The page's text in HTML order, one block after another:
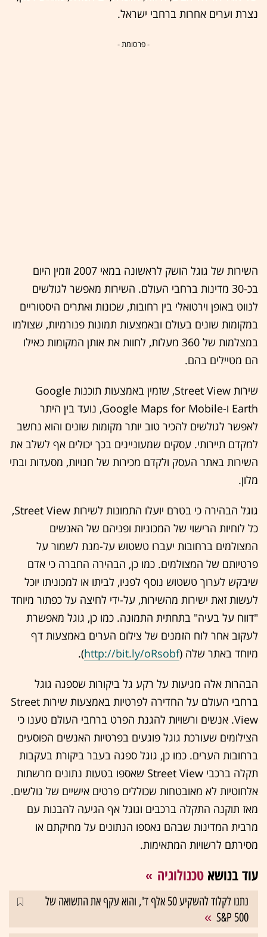
נצרת וערים אחרות ברחבי ישראל.
- פרסומת -
השירות של גוגל הושק לראשונה במאי 2007 וזמין היום
בכ-30 מדינות ברחבי העולם. השירות מאפשר לגולשים
לנווט באופן וירטואלי בין רחובות, שכונות ואתרים היסטוריים
במקומות שונים בעולם ובאמצעות תמונות פנורמיות, שצולמו
במצלמות של 360 מעלות, לחוות את אותן המקומות כאילו
הם מטיילים בהם.
שירות Street View, שזמין באמצעות תוכנות Google
Earth ו-Google Maps for Mobile, נועד בין היתר
לאפשר לגולשים להכיר טוב יותר מקומות שונים והוא נחשב
למקדם תיירותי. עסקים שמעוניינים בכך יכולים אף לשלב את
השירות באתר העסק ולקדם מכירות של חנויות, מסעדות ובתי
מלון.
גוגל הבהירה כי בטרם יועלו התמונות לשירות Street View,
כל לוחיות הרישוי של המכוניות ופניהם של האנשים
המצולמים ברחובות יעברו טשטוש על-מנת לשמור על
פרטיותם של המצולמים. כמו כן, הבהירה החברה כי אדם
שיבקש לערוך טשטוש נוסף לפניו, לביתו או למכוניתו יוכל
לעשות זאת ישירות מהשירות, על-ידי לחיצה על כפתור מיוחד
"דווח על בעיה" בתחתית התמונה. כמו כן, גוגל מאפשרת
לעקוב אחר לוח הזמנים של צילום הערים באמצעות דף
מיוחד באתר שלה (http://bit.ly/oRsobf
).
הבהרות אלה מגיעות על רקע גל ביקורות שספגה גוגל
ברחבי העולם על החדירה לפרטיות באמצעות שירות Street
View. אנשים ורשויות להגנת הפרט ברחבי העולם טענו כי
הצילומים שעורכת גוגל פוגעים בפרטיות האנשים הפוסעים
ברחובות הערים. כמו כן, גוגל ספגה בעבר ביקורת בעקבות
תקלה ברכבי Street View שאספו בטעות נתונים מרשתות
אלחוטיות לא מאובטחות שכוללים פרטים אישיים של גולשים.
מאז תוקנה התקלה ברכבים וגוגל אף הגיעה להבנות עם
מרבית המדינות שבהם נאספו הנתונים על מחיקתם או
מסירתם לרשויות המתאימות.
עוד בנושא טכנולוגיה
נתנו לקלוד להשקיע 50 אלף ד', והוא עקף את התשואה של
S&P 500